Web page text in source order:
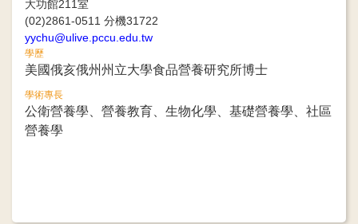
大功館211室
(02)2861-0511 分機31722
yychu@ulive.pccu.edu.tw
學歷
美國俄亥俄州州立大學食品營養研究所博士
學術專長
公衛營養學、營養教育、生物化學、基礎營養學、社區
營養學